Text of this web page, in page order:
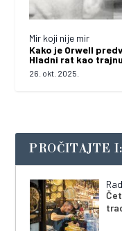
Mir koji nije mir
Kako je Orwell
Hladni rat kao
26. okt. 2025.
PROČITAJTE I: